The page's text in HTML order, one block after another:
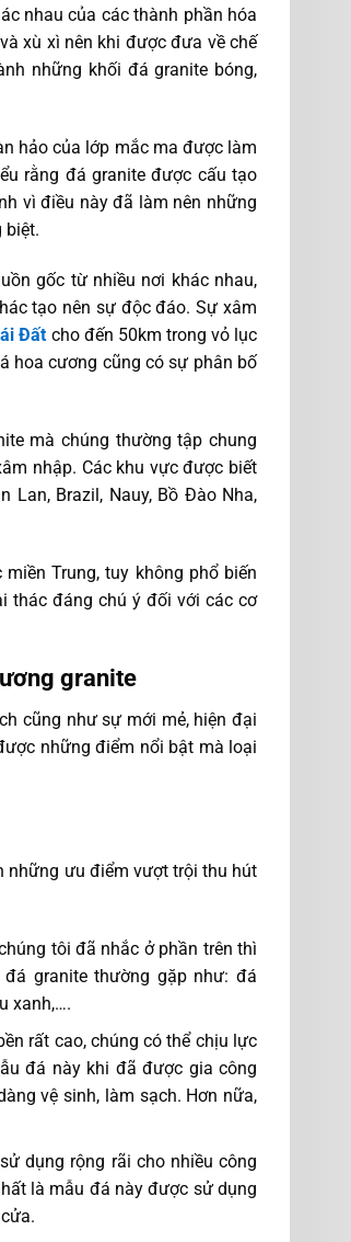
nhau của các thành phần hóa
xù xì nên khi được đưa về chế
những khối đá granite bóng,
hảo của lớp mắc ma được làm
rằng đá granite được cấu tạo
vì điều này đã làm nên những
biệt.
gốc từ nhiều nơi khác nhau,
tạo nên sự độc đáo. Sự xâm
Đất cho đến 50km trong vỏ lục
hoa cương cũng có sự phân bố
mà chúng thường tập chung
nhập. Các khu vực được biết
Lan, Brazil, Nauy, Bồ Đào Nha,
Trung, tuy không phổ biến
thác đáng chú ý đối với các cơ
granite
cũng như sự mới mẻ, hiện đại
những điểm nổi bật mà loại
những ưu điểm vượt trội thu hút
tôi đã nhắc ở phần trên thì
granite thường gặp như: đá
xanh,….
rất cao, chúng có thể chịu lực
đá này khi đã được gia công
vệ sinh, làm sạch. Hơn nữa,
dụng rộng rãi cho nhiều công
là mẫu đá này được sử dụng